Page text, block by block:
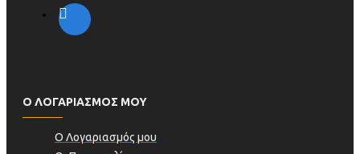
Ο ΛΟΓΑΡΙΑΣΜΟΣ ΜΟΥ
Ο Λογαριασμός μου